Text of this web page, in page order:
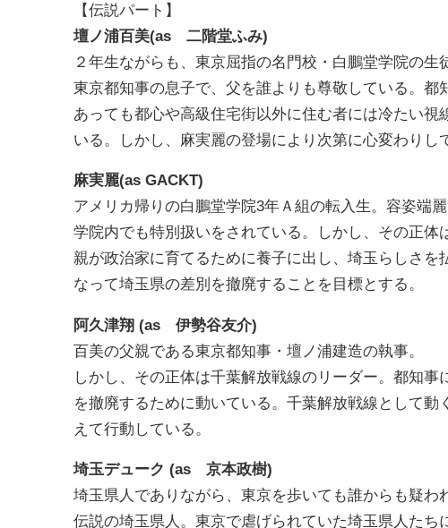
【伝説パート】
壇ノ浦百美(as 二階堂ふみ)
２年生ながらも、東京屈指の名門校・白鵬堂学院の生
東京都知事の息子で、父を誰よりも尊敬している。
あっても都心や高級住宅街以外に住む者には冷たい
いる。しかし、麻実麗の登場により次第に心変わりし
麻実麗(as GACKT)
アメリカ帰りの白鵬堂学院3年Ａ組の転入生。容姿端
学院内でも特別扱いをされている。しかし、その正
親が政治家に育てるために養子に出し、埼玉らしさ
なって埼玉県の差別を撤廃することを目標とする。
阿久津翔 (as 伊勢谷友介)
百美の父親である東京都知事・壇ノ浦建造の執事。
しかし、その正体は千葉解放戦線のリーダー。都知
を撤廃するために動いている。千葉解放戦線として動
えて行動している。
埼玉デューク (as 京本政樹)
埼玉県人でありながら、東京を歩いても誰からも疑わ
伝説の埼玉県人。東京で虐げられていた埼玉県人たち